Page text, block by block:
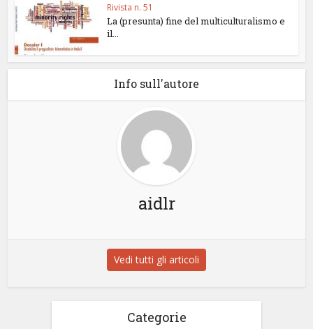
Rivista n. 51
La (presunta) fine del multiculturalismo e
il...
Info sull'autore
aidlr
Vedi tutti gli articoli
Categorie